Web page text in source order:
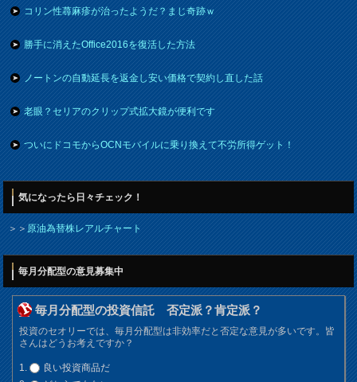
コリン性蕁麻疹が治ったようだ？まじ奇跡ｗ
勝手に消えたOffice2016を復活した方法
ノートンの自動延長を返金し安い価格で契約し直した話
老眼？セリアのクリップ式拡大鏡が便利です
ついにドコモからOCNモバイルに乗り換えて不労所得ゲット！
気になったら日々チェック！
＞＞原油為替株レアルチャート
毎月分配型の意見募集中
毎月分配型の投資信託 否定派？肯定派？
投資のセオリーでは、毎月分配型は非効率だと否定な意見が多いです。皆
さんはどうお考えですか？
良い投資商品だ